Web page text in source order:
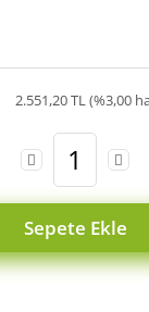
2.551,20 TL (%3,00
Sepete Ekle